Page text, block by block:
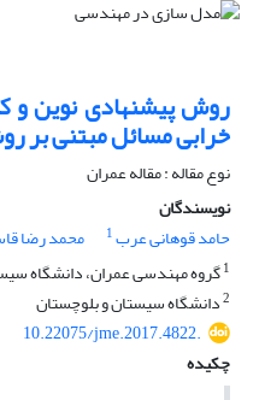
روش پیشنهادی نوین و
خرابی مسائل مبتنی بر
نوع مقاله : مقاله عمران
نویسندگان
حامد قوهانی عرب1 محمد رضا
1گروه مهندسی عمران، دانشگاه
2دانشگاه سیستان و بلوچستان
10.22075/jme.2017.4822.
چکیده